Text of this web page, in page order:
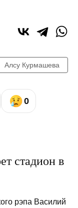
Алсу Курмашева
0
стадион в
рэпа Василий